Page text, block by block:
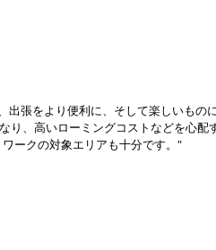
出張をより便利に、そして楽しいもの
り、高いローミングコストなどを心配
ークの対象エリアも十分です。"